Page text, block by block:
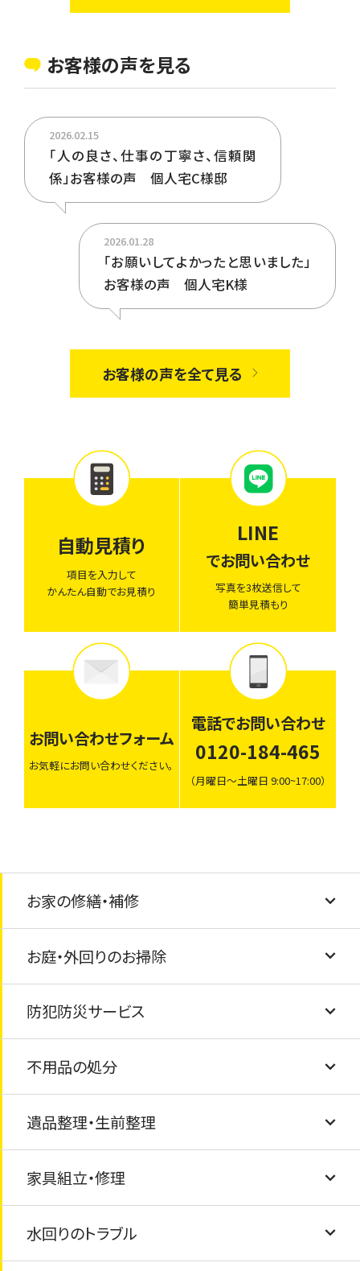
お客様の声を見る
2026.02.15
「人の良さ、仕事の丁寧さ、信頼関
係」お客様の声 個人宅C様邸
2026.01.28
「お願いしてよかったと思いました」
お客様の声 個人宅K様
お客様の声を全て見る
自動見積り
項目を入力して
かんたん自動でお見積り
LINE
でお問い合わせ
写真を3枚送信して
簡単見積もり
お問い合わせフォーム
お気軽にお問い合わせください。
電話でお問い合わせ
0120-184-465
（月曜日〜土曜日 9:00~17:00）
お家の修繕・補修
建具調整
壁紙・クロスの張替え
フローリング交換
玄関の鍵交換・ドアノブ交換
窓ガラス・サッシ交換・内窓（インプラス）設置
駐車場コンクリート工事
お庭・外回りのお掃除
草むしり・庭掃除
外観クリーニング
物置・カーポートの解体・撤去
防犯防災サービス
防犯カメラ・ライトの設置
家具の固定・転倒防止
不用品の処分
粗大ごみの処分
風呂釜と浴槽の撤去と処分
テレビ・冷蔵庫・洗濯機・乾燥機・マッサージチ
ェアの処分
遺品整理・生前整理
ゴミ屋敷清掃・汚部屋清掃
遺品整理のお手伝い
家具組立・修理
家具の修繕
水回りのトラブル